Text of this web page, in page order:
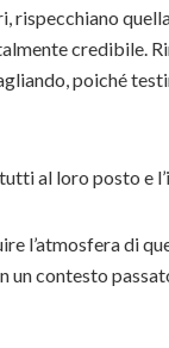
rispecchiano
credibile.
poiché
al loro posto e
l’atmosfera di
un contesto